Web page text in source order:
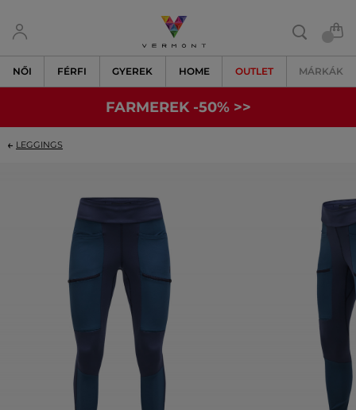
NŐI FÉRFI GYEREK HOME OUTLET MÁRKÁK
FARMEREK -50% >>
LEGGINGS